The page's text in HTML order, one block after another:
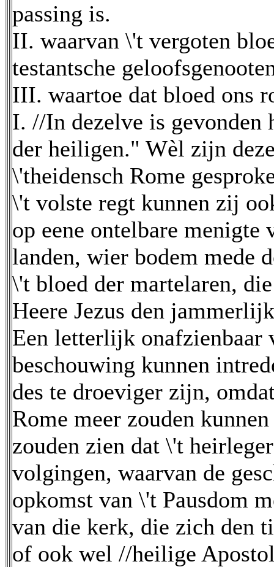
passing is.
II. waarvan \'t vergoten
testantsche
III. waartoe dat bloed ons
I. //In dezelve is gevonden
der heiligen." Wèl zijn
\'theidensch Rome
\'t volste regt kunnen zij
op eene ontelbare menigte
landen, wier bodem mede
\'t bloed der martelaren,
Heere Jezus den
Een letterlijk onafzienbaar
beschouwing kunnen
des te droeviger zijn,
Rome meer zouden
zouden zien dat \'t
volgingen, waarvan de
opkomst van \'t Pausdom
van die kerk, die zich den
of ook wel //heilige